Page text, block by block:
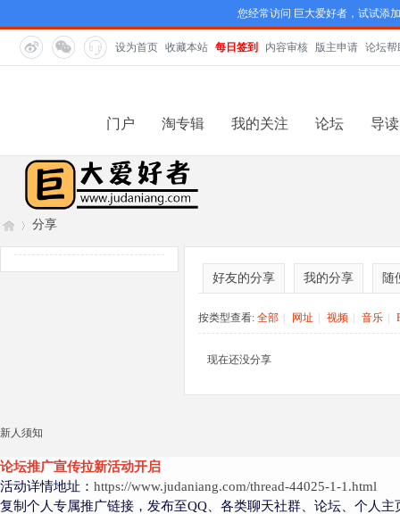
您经常访问 巨大爱好者，试试添
设为首页 收藏本站 每日签到 内容审核 版主申请 论坛帮
门户 淘专辑 我的关注 论坛 导读
大
分享
好友的分享 我的分享 随
按类型查看: 全部 网址 视频 音乐
现在还没分享
新人须知
论坛推广宣传拉新活动开启
活动详情地址： https://www.judaniang.com/thread-44025-1-1.html
复制个人专属推广链接，发布至QQ、各类聊天社群、论坛、个人